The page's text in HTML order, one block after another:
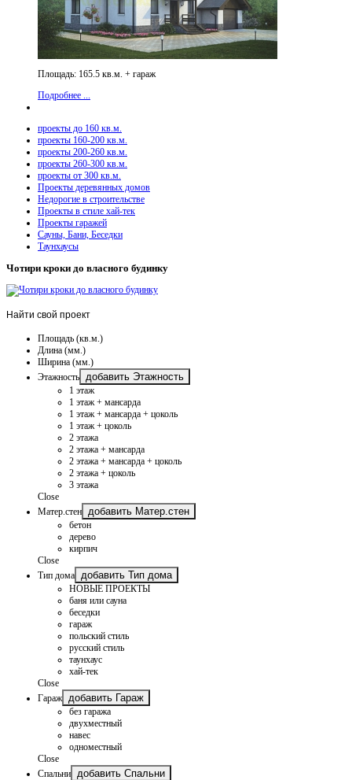
Площадь: 165.5 кв.м. + гараж
Подробнее ...
проекты до 160 кв.м.
проекты 160-200 кв.м.
проекты 200-260 кв.м.
проекты 260-300 кв.м.
проекты от 300 кв.м.
Проекты деревянных домов
Недорогие в строительстве
Проекты в стиле хай-тек
Проекты гаражей
Сауны, Бани, Беседки
Таунхаусы
Чотири кроки до власного будинку
Найти свой проект
Площадь (кв.м.)
Длина (мм.)
Ширина (мм.)
Этажность
добавить Этажность
1 этаж
1 этаж + мансарда
1 этаж + мансарда + цоколь
1 этаж + цоколь
2 этажа
2 этажа + мансарда
2 этажа + мансарда + цоколь
2 этажа + цоколь
3 этажа
Close
Матер.стен
добавить Матер.стен
бетон
дерево
кирпич
Close
Тип дома
добавить Тип дома
НОВЫЕ ПРОЕКТЫ
баня или сауна
беседки
гараж
польский стиль
русский стиль
таунхаус
хай-тек
Close
Гараж
добавить Гараж
без гаража
двухместный
навес
одноместный
Close
Спальни
добавить Спальни